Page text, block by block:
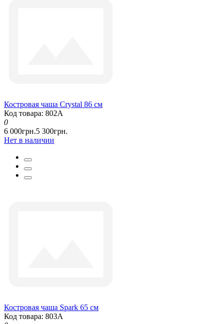
Костровая чаша Crystal 86 см
Код товара: 802А
0
6 000грн.5 300грн.
Нет в наличии
Костровая чаша Spark 65 см
Код товара: 803А